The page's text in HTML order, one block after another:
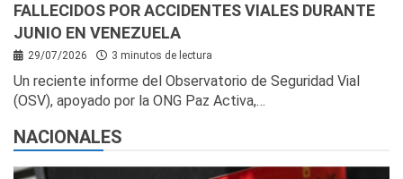
FALLECIDOS POR ACCIDENTES VIALES DURANTE
JUNIO EN VENEZUELA
29/07/2026 3 minutos de lectura
Un reciente informe del Observatorio de Seguridad Vial
(OSV), apoyado por la ONG Paz Activa,…
NACIONALES